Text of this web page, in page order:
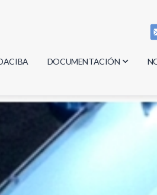
DOCUMENTACIÓN
Reglamentos
Documentos